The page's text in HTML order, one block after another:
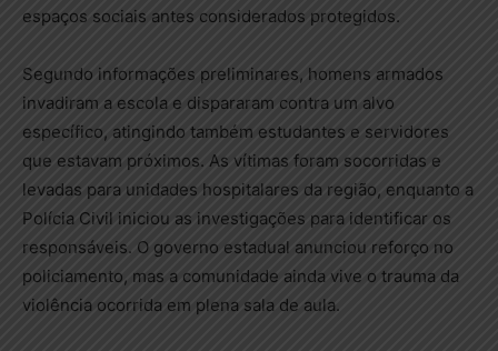
espaços sociais antes considerados protegidos.
Segundo informações preliminares, homens armados
invadiram a escola e dispararam contra um alvo
específico, atingindo também estudantes e servidores
que estavam próximos. As vítimas foram socorridas e
levadas para unidades hospitalares da região, enquanto a
Polícia Civil iniciou as investigações para identificar os
responsáveis. O governo estadual anunciou reforço no
policiamento, mas a comunidade ainda vive o trauma da
violência ocorrida em plena sala de aula.